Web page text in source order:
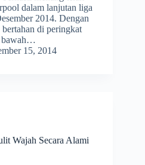
dalam lanjutan liga
2014. Dengan
di peringkat
bawah…
15, 2014
Wajah Secara Alami